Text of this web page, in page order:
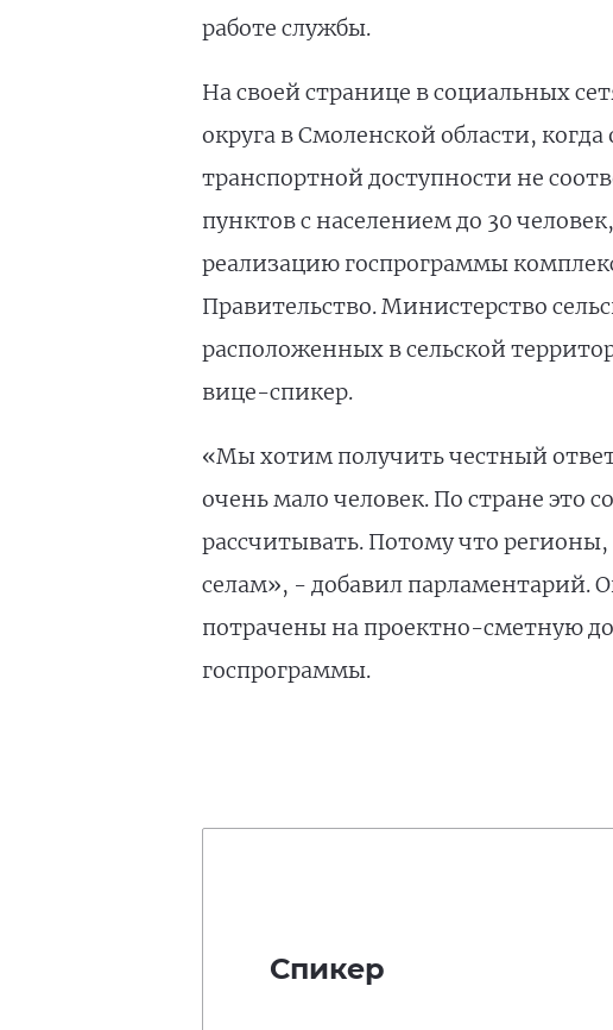
работе службы.
На своей странице в социальных
округа в Смоленской области,
транспортной доступности не
пунктов с населением до 30
реализацию госпрограммы
Правительство. Министерство
расположенных в сельской
вице-спикер.
«Мы хотим получить честный
очень мало человек. По стране это
рассчитывать. Потому что
селам», - добавил парламентарий.
потрачены на проектно-сметную
госпрограммы.
Спикер